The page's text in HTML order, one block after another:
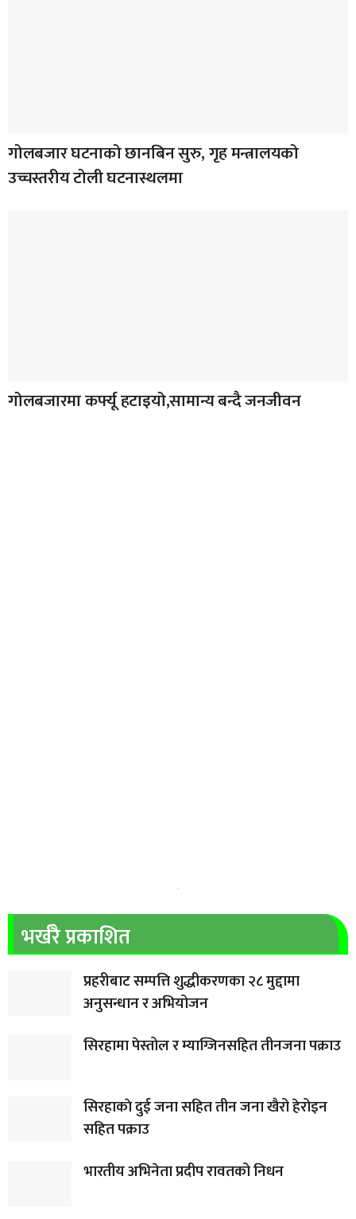
गोलबजार घटनाको छानबिन सुरु, गृह मन्त्रालयको
उच्चस्तरीय टोली घटनास्थलमा
गोलबजारमा कर्फ्यू हटाइयो,सामान्य बन्दै जनजीवन
भर्खरै प्रकाशित
प्रहरीबाट सम्पत्ति शुद्धीकरणका २८ मुद्दामा
अनुसन्धान र अभियोजन
सिरहामा पेस्तोल र म्याग्जिनसहित तीनजना पक्राउ
सिरहाकाे दुई जना सहित तीन जना खैरो हेरोइन
सहित पक्राउ
भारतीय अभिनेता प्रदीप रावतको निधन